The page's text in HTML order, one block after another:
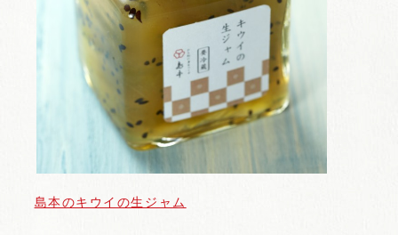
島本のキウイの生ジャム